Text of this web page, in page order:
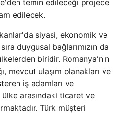
temin edileceği projede
edilecek.
siyasi, ekonomik ve
duygusal bağlarımızın da
biridir. Romanya'nın
mevcut ulaşım olanakları ve
iş adamları ve
ülke arasındaki ticaret ve
Türk müşteri